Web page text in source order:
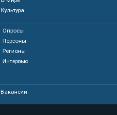
Культура
Опросы
Персоны
Регионы
Интервью
Вакансии